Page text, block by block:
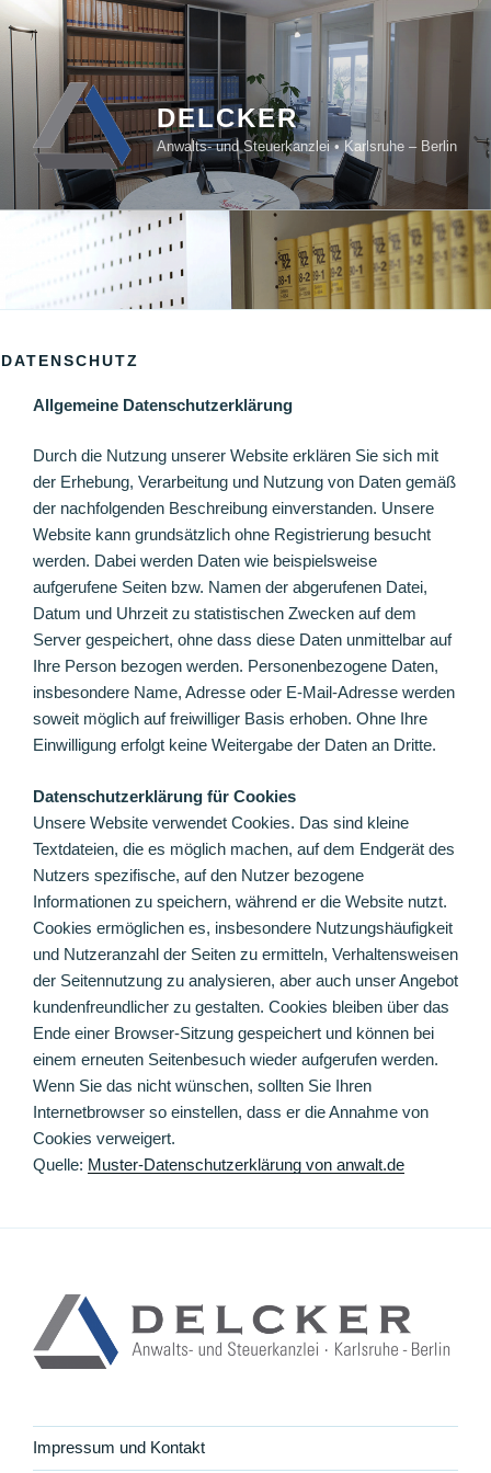
Zum
Inhalt
springen
DELCKER
Anwalts- und Steuerkanzlei • Karlsruhe – Berlin
DATENSCHUTZ
Allgemeine Datenschutzerklärung
Durch die Nutzung unserer Website erklären Sie sich mit
der Erhebung, Verarbeitung und Nutzung von Daten gemäß
der nachfolgenden Beschreibung einverstanden. Unsere
Website kann grundsätzlich ohne Registrierung besucht
werden. Dabei werden Daten wie beispielsweise
aufgerufene Seiten bzw. Namen der abgerufenen Datei,
Datum und Uhrzeit zu statistischen Zwecken auf dem
Server gespeichert, ohne dass diese Daten unmittelbar auf
Ihre Person bezogen werden. Personenbezogene Daten,
insbesondere Name, Adresse oder E-Mail-Adresse werden
soweit möglich auf freiwilliger Basis erhoben. Ohne Ihre
Einwilligung erfolgt keine Weitergabe der Daten an Dritte.
Datenschutzerklärung für Cookies
Unsere Website verwendet Cookies. Das sind kleine
Textdateien, die es möglich machen, auf dem Endgerät des
Nutzers spezifische, auf den Nutzer bezogene
Informationen zu speichern, während er die Website nutzt.
Cookies ermöglichen es, insbesondere Nutzungshäufigkeit
und Nutzeranzahl der Seiten zu ermitteln, Verhaltensweisen
der Seitennutzung zu analysieren, aber auch unser Angebot
kundenfreundlicher zu gestalten. Cookies bleiben über das
Ende einer Browser-Sitzung gespeichert und können bei
einem erneuten Seitenbesuch wieder aufgerufen werden.
Wenn Sie das nicht wünschen, sollten Sie Ihren
Internetbrowser so einstellen, dass er die Annahme von
Cookies verweigert.
Quelle: Muster-Datenschutzerklärung von anwalt.de
Impressum und Kontakt